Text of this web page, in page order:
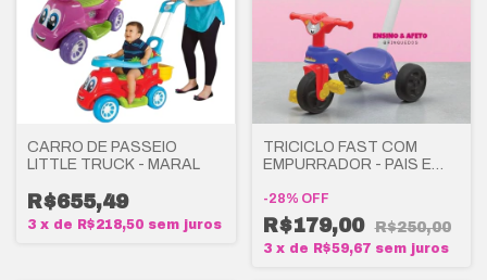
CARRO DE PASSEIO
LITTLE TRUCK - MARAL
R$655,49
3 x de R$218,50 sem juros
TRICICLO FAST COM
EMPURRADOR - PAIS E
-28% OFF
R$179,00 R$250,00
3 x de R$59,67 sem juros